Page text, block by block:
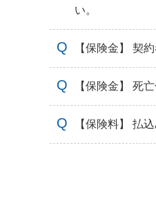
い。
【保険金】 契
【保険金】 死
【保険料】 払